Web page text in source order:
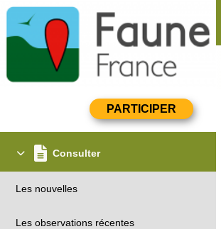
Consulter
Les nouvelles
Les observations récentes